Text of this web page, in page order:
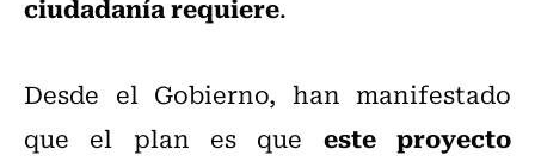
.
Desde el Gobierno, han manifestado
que el plan es que este proyecto